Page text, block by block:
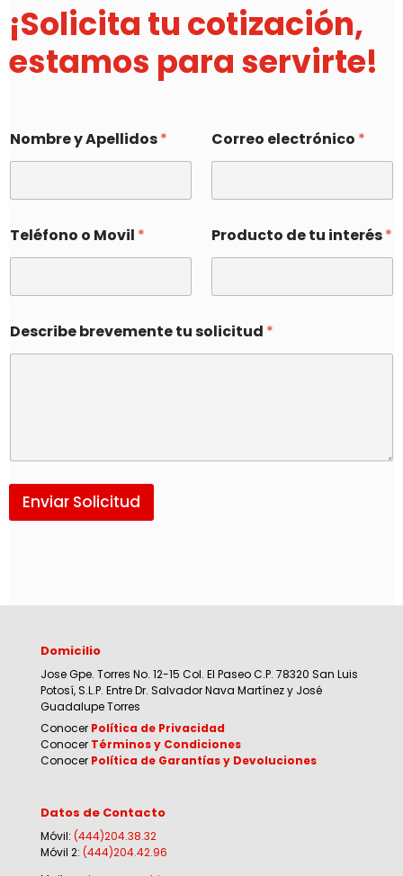
¡Solicita tu cotización,
estamos para servirte!
Nombre y Apellidos* Correo electrónico *
Teléfono o Movil * Producto de tu interés*
Describe brevemente tu solicitud *
Enviar Solicitud
Domicilio
Jose Gpe. Torres No. 12-15 Col. El Paseo C.P. 78320 San Luis
Potosí, S.L.P. Entre Dr. Salvador Nava Martínez y José
Guadalupe Torres
Conocer Política de Privacidad
Conocer Términos y Condiciones
Conocer Política de Garantías y Devoluciones
Datos de Contacto
Móvil: (444)204.38.32
Móvil 2: (444)204.42.96